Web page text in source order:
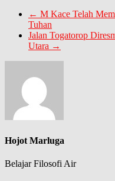
← M Kace Telah
Tuhan
Jalan Togatorop
Utara →
Hojot Marluga
Belajar Filosofi Air